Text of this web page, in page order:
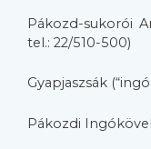
Pákozd-sukorói
tel.: 22/510-500)
Gyapjaszsák
Pákozdi